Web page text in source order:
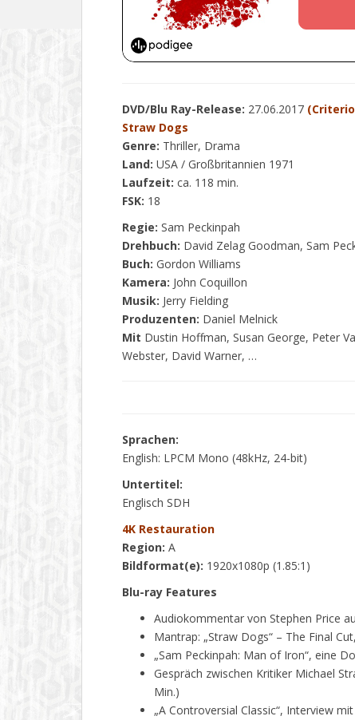
DVD/Blu Ray-Release: 27.06.2017
Straw Dogs
Genre: Thriller, Drama
Land: USA / Großbritannien 1971
Laufzeit: ca. 118 min.
FSK: 18
Regie: Sam Peckinpah
Drehbuch: David Zelag Goodman, Sam
Buch: Gordon Williams
Kamera: John Coquillon
Musik: Jerry Fielding
Produzenten: Daniel Melnick
Mit Dustin Hoffman, Susan George, Peter
Webster, David Warner, …
Sprachen:
English: LPCM Mono (48kHz, 24-bit)
Untertitel:
Englisch SDH
4K Restauration
Region: A
Bildformat(e): 1920x1080p (1.85:1)
Blu-ray Features
Audiokommentar von Stephen Price
Mantrap: „Straw Dogs“ – The Final
„Sam Peckinpah: Man of Iron“, eine
Gespräch zwischen Kritiker Michael
Min.)
„A Controversial Classic“, Interview